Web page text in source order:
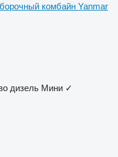
комбайн Yanmar
дизель Мини ✓